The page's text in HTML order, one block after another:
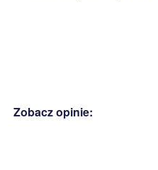
Zobacz opinie: